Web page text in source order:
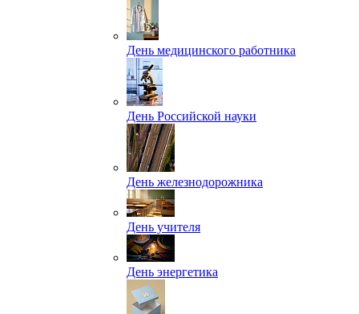
День медицинского работника
День Российской науки
День железнодорожника
День учителя
День энергетика